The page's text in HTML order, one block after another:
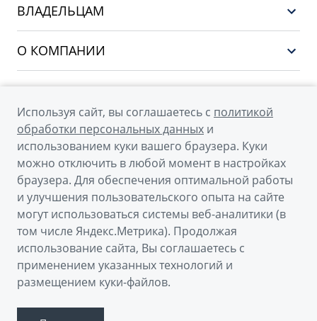
EX5
PREFACE
CITYRAY
ATLAS
OKAVANGO
MONJARO
ВЛАДЕЛЬЦАМ
О КОМПАНИИ
Новости
Наша команда
Правовая информация
Контакты
Мы в соцсетях
© 2026
Официальный сайт Geely в России
Политика обработки персональных данных
Правовая информация
Используя сайт, вы соглашаетесь с политикой
обработки персональных данных и
использованием куки вашего браузера. Куки
можно отключить в любой момент в настройках
браузера. Для обеспечения оптимальной работы
и улучшения пользовательского опыта на сайте
могут использоваться системы веб-аналитики (в
том числе Яндекс.Метрика). Продолжая
использование сайта, Вы соглашаетесь с
применением указанных технологий и
размещением куки-файлов.